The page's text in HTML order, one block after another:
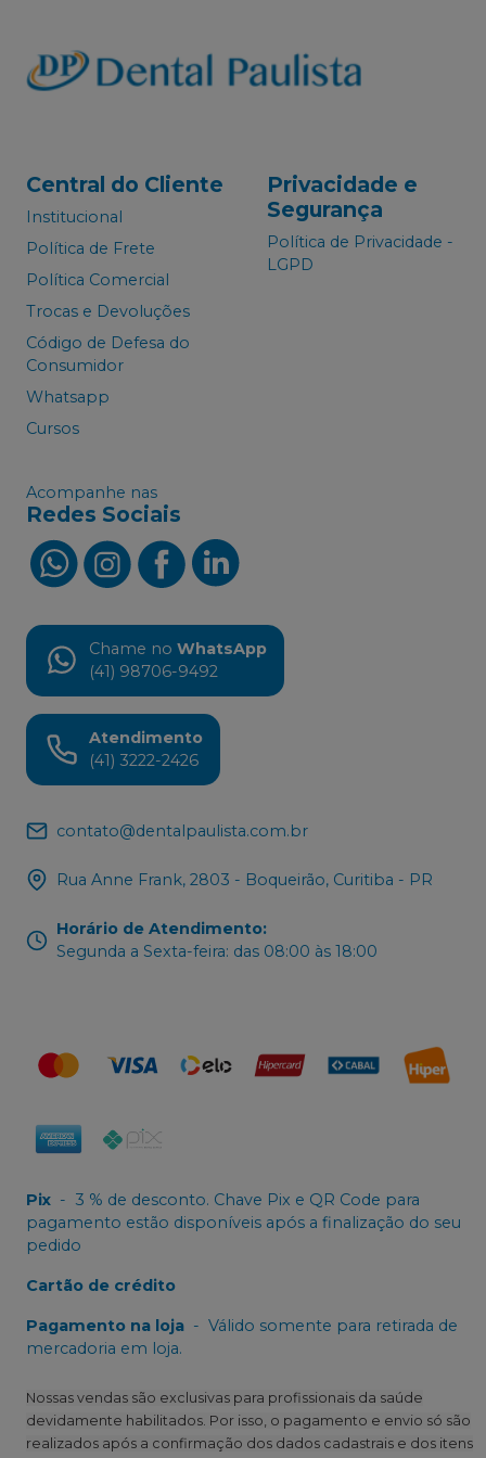
Central do Cliente
Institucional
Política de Frete
Política Comercial
Trocas e Devoluções
Código de Defesa do
Consumidor
Whatsapp
Cursos
Privacidade e
Segurança
Política de Privacidade -
LGPD
Acompanhe nas
Redes Sociais
Chame no WhatsApp
(41) 98706-9492
Atendimento
(41) 3222-2426
contato@dentalpaulista.com.br
Rua Anne Frank, 2803 - Boqueirão, Curitiba - PR
Horário de Atendimento:
Segunda a Sexta-feira: das 08:00 às 18:00
Pix - 3 % de desconto. Chave Pix e QR Code para
pagamento estão disponíveis após a finalização do seu
pedido
Cartão de crédito
Pagamento na loja - Válido somente para retirada de
mercadoria em loja.
Nossas vendas são exclusivas para profissionais da saúde
devidamente habilitados. Por isso, o pagamento e envio só são
realizados após a confirmação dos dados cadastrais e dos itens